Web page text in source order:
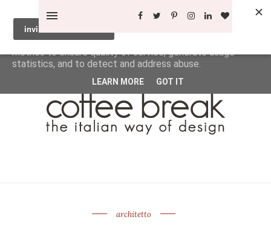
architetto
This site uses cookies from Google to deliver its services
and to analyze traffic. Your IP address and user-agent are
shared with Google along with performance and security
metrics to ensure quality of service, generate usage
statistics, and to detect and address abuse.
LEARN MORE GOT IT